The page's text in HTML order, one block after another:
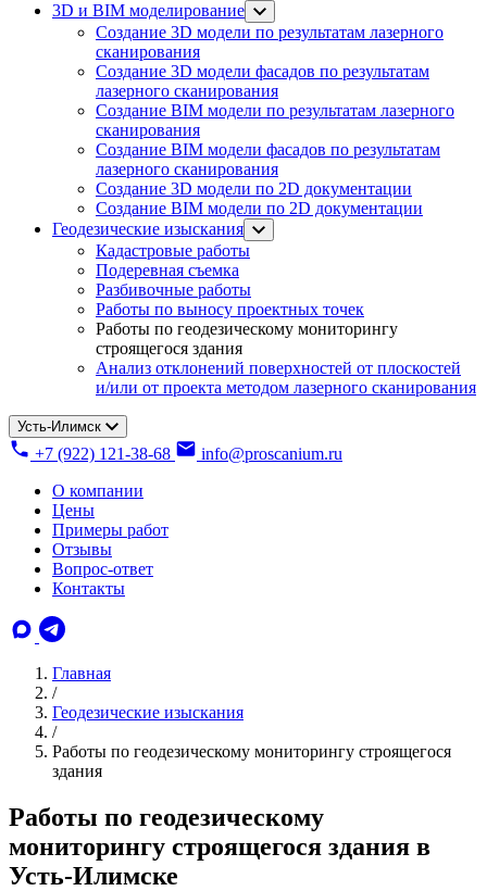
3D и BIM моделирование
Создание 3D модели по результатам лазерного
сканирования
Создание 3D модели фасадов по результатам
лазерного сканирования
Создание BIM модели по результатам лазерного
сканирования
Создание BIM модели фасадов по результатам
лазерного сканирования
Создание 3D модели по 2D документации
Создание BIM модели по 2D документации
Геодезические изыскания
Кадастровые работы
Подеревная съемка
Разбивочные работы
Работы по выносу проектных точек
Работы по геодезическому мониторингу
строящегося здания
Анализ отклонений поверхностей от плоскостей
и/или от проекта методом лазерного сканирования
Усть-Илимск
+7 (922) 121-38-68
info@proscanium.ru
О компании
Цены
Примеры работ
Отзывы
Вопрос-ответ
Контакты
Главная
/
Геодезические изыскания
/
Работы по геодезическому мониторингу строящегося
здания
Работы по геодезическому
мониторингу строящегося здания в
Усть-Илимске